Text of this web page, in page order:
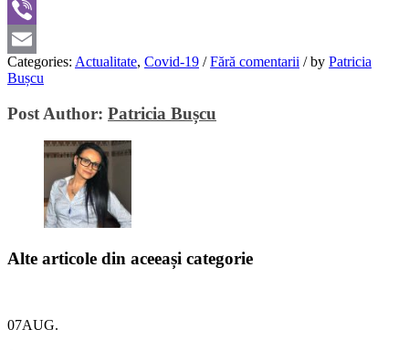
WhatsApp
Viber
Email
Categories: Actualitate, Covid-19 / Fără comentarii /by Patricia
Bușcu
Post Author: Patricia Bușcu
Alte articole din aceeași categorie
07AUG.